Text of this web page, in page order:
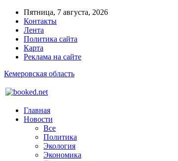
Пятница, 7 августа, 2026
Контакты
Лента
Политика сайта
Карта
Реклама на сайте
Кемеровская область
Главная
Новости
Все
Политика
Экология
Экономика